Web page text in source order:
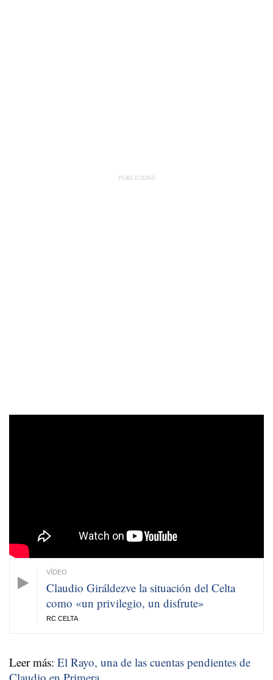
Claudio Giráldezve la situación del Celta
como «un privilegio, un disfrute»
RC CELTA
Leer más: El Rayo, una de las cuentas pendientes de